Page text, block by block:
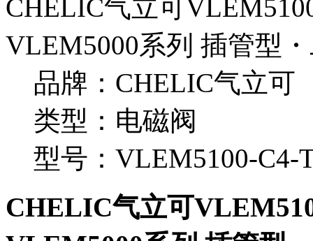
CHELIC气立可
VLEM5000系列 插管型
品牌：CHELIC气立可
类型：电磁阀
型号：VLEM5100-C4-
CHELIC气立可